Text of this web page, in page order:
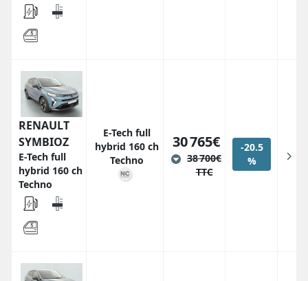
RENAULT
SYMBIOZ
E-Tech full
hybrid 160 ch
Techno
E-Tech full
hybrid 160 ch
Techno
30 765€
38 700€
TTC
-20.5
%